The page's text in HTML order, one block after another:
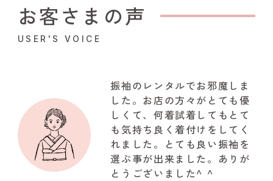
お客さまの声
USER'S VOICE
振袖のレンタルでお邪魔しま
した。お店の方々がとても優
しくて、何着試着してもとて
も気持ち良く着付けをしてく
れました。とても良い振袖を
選ぶ事が出来ました。ありが
とうございました^ ^